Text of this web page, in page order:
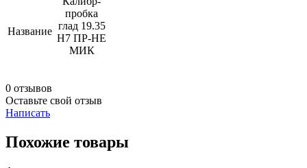
Название
пробка
глад 19.35
Н7 ПР-НЕ
МИК
0 отзывов
Оставьте свой отзыв
Написать
Похожие товары